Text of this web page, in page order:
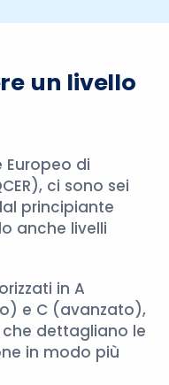
un livello
Europeo di
ci sono sei
principiante
anche livelli
in A
e C (avanzato),
dettagliano le
in modo più